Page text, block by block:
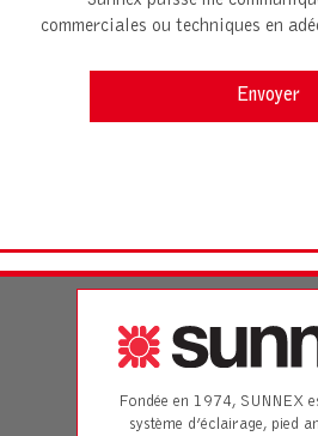
commerciales ou techniques en
Fondée en 1974, SUNNEX
système d’éclairage, pied